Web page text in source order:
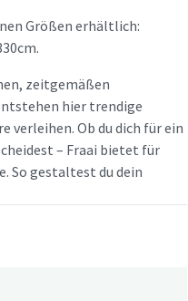
Größen erhältlich:
zeitgemäßen
hier trendige
verleihen. Ob du dich für ein
– Fraai bietet für
So gestaltest du dein